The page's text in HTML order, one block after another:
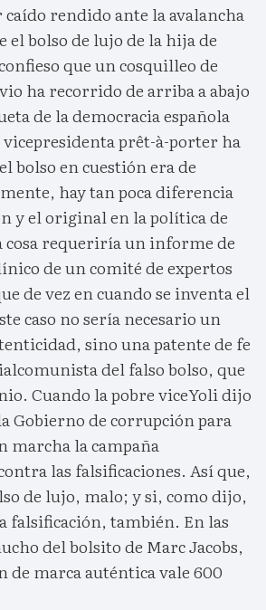
caído rendido ante la avalancha
el bolso de lujo de la hija de
que un cosquilleo de
ha recorrido de arriba a abajo
de la democracia española
prêt-à-porter ha
bolso en cuestión era de
hay tan poca diferencia
y el original en la política de
cosa requeriría un informe de
de un comité de expertos
de vez en cuando se inventa el
caso no sería necesario un
sino una patente de fe
del falso bolso, que
Cuando la pobre viceYoli dijo
Gobierno de corrupción para
marcha la campaña
las falsificaciones. Así que,
de lujo, malo; y si, como dijo,
falsificación, también. En las
del bolsito de Marc Jacobs,
de marca auténtica vale 600